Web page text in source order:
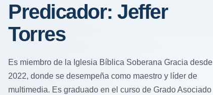
Predicador: Jeffer
Torres
Es miembro de la Iglesia Bíblica Soberana Gracia desde
2022, donde se desempeña como maestro y líder de
multimedia. Es graduado en el curso de Grado Asociado